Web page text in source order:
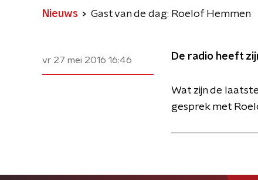
Nieuws Gast van de dag: Roelof Hemmen
vr 27 mei 2016 16:46 De radio heeft
Wat zijn de
gesprek met